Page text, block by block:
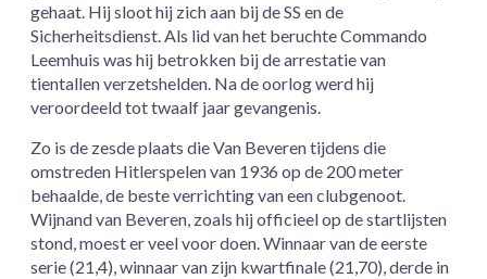
gehaat. Hij sloot hij zich aan bij de SS en de
Sicherheitsdienst. Als lid van het beruchte Commando
Leemhuis was hij betrokken bij de arrestatie van
tientallen verzetshelden. Na de oorlog werd hij
veroordeeld tot twaalf jaar gevangenis.
Zo is de zesde plaats die Van Beveren tijdens die
omstreden Hitlerspelen van 1936 op de 200 meter
behaalde, de beste verrichting van een clubgenoot.
Wijnand van Beveren, zoals hij officieel op de startlijsten
stond, moest er veel voor doen. Winnaar van de eerste
serie (21,4), winnaar van zijn kwartfinale (21,70), derde in